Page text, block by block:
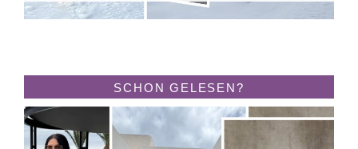
SCHON GELESEN?